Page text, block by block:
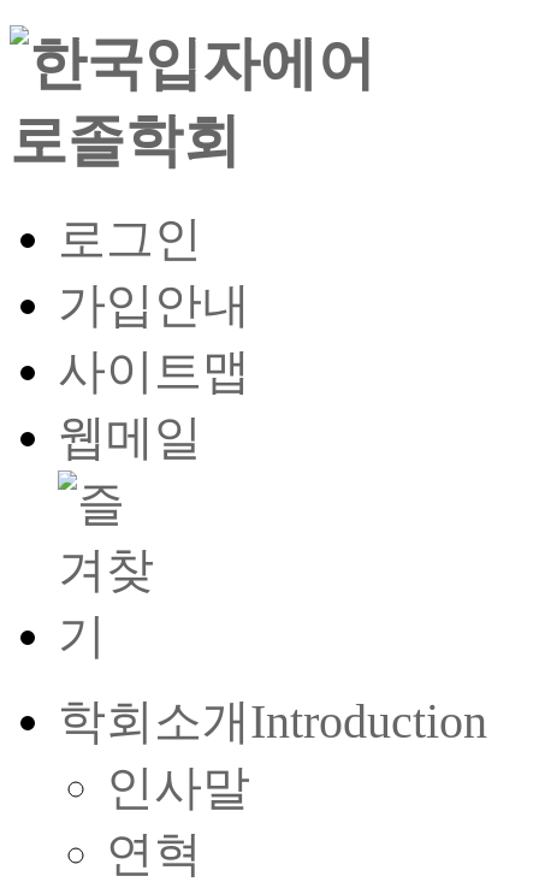
로그인
가입안내
사이트맵
웹메일
학회소개Introduction
인사말
연혁